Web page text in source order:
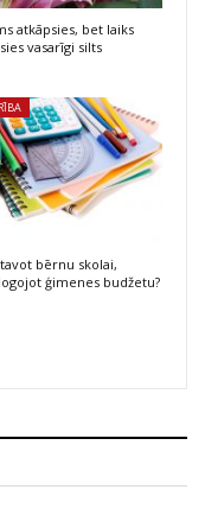
atkāpsies, bet laiks
vasarīgi silts
bērnu skolai,
ģimenes budžetu?